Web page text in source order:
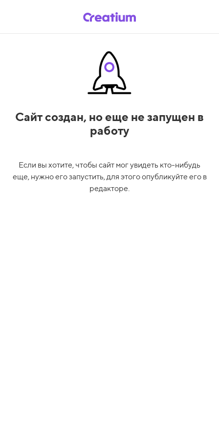
Сайт создан, но еще не запущен в
работу
Если вы хотите, чтобы сайт мог увидеть кто-нибудь
еще, нужно его запустить, для этого опубликуйте его в
редакторе.